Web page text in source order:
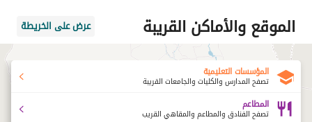
الموقع والأماكن القريبة عرض على الخريطة
المؤسسات التعليمية
تصفح المدارس والكليات والجامعات القريبة
المطاعم
تصفح الفنادق والمطاعم والمقاهي القريب